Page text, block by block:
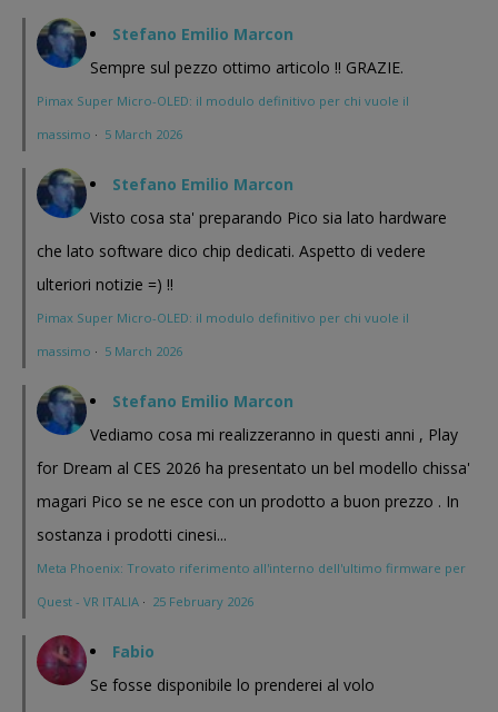
Stefano Emilio Marcon
Sempre sul pezzo ottimo articolo !! GRAZIE.
Pimax Super Micro-OLED: il modulo definitivo per chi vuole il
massimo · 5 March 2026
Stefano Emilio Marcon
Visto cosa sta' preparando Pico sia lato hardware
che lato software dico chip dedicati. Aspetto di vedere
ulteriori notizie =) !!
Pimax Super Micro-OLED: il modulo definitivo per chi vuole il
massimo · 5 March 2026
Stefano Emilio Marcon
Vediamo cosa mi realizzeranno in questi anni , Play
for Dream al CES 2026 ha presentato un bel modello chissa'
magari Pico se ne esce con un prodotto a buon prezzo . In
sostanza i prodotti cinesi...
Meta Phoenix: Trovato riferimento all'interno dell'ultimo firmware per
Quest - VR ITALIA · 25 February 2026
Fabio
Se fosse disponibile lo prenderei al volo